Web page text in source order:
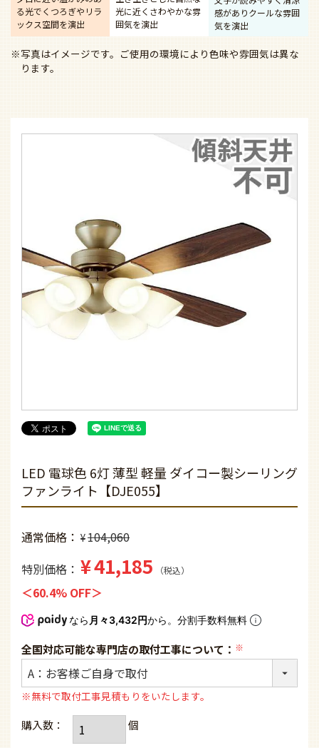
る光でくつろぎやリラ
ックス空間を演出
光に近く さわやかな雰
囲気を演出
感がありクールな雰囲
気を演出
※写真はイメージです。ご使用の環境により色味や雰囲気は異な
ります。
LED 電球色 6灯 薄型 軽量 ダイコー製シーリング
ファンライト【DJE055】
通常価格 ¥104,060
特別価格
¥41,185 税込
60.4% OFF
なら 月々3,432円から。分割手数料無料
全国対応可能な専門店の取付工事について：
(必
※無料で取付工事見積もりをいたします。